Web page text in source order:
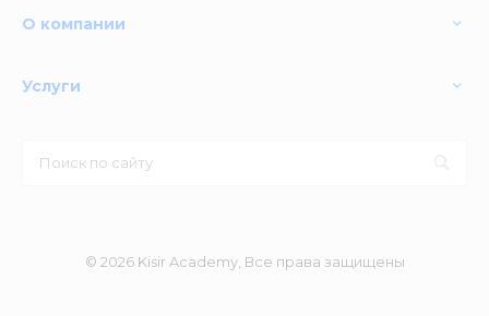
О компании
Услуги
© 2026 Kisir Academy, Все права защищены